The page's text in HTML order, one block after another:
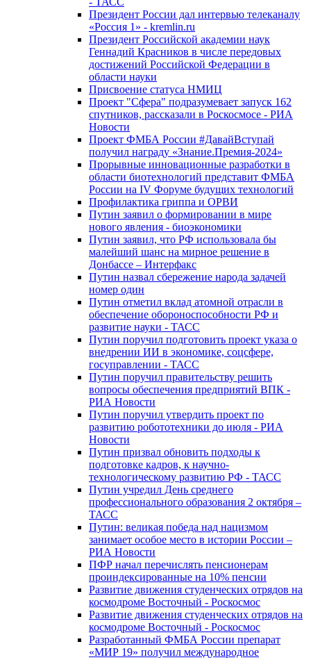
Президент России дал интервью телеканалу
«Россия 1» - kremlin.ru
Президент Российской академии наук
Геннадий Красников в числе передовых
достижений Российской Федерации в
области науки
Присвоение статуса НМИЦ
Проект "Сфера" подразумевает запуск 162
спутников, рассказали в Роскосмосе - РИА
Новости
Проект ФМБА России #ДавайВступай
получил награду «Знание.Премия-2024»
Прорывные инновационные разработки в
области биотехнологий представит ФМБА
России на IV Форуме будущих технологий
Профилактика гриппа и ОРВИ
Путин заявил о формировании в мире
нового явления - биоэкономики
Путин заявил, что РФ использовала бы
малейший шанс на мирное решение в
Донбассе – Интерфакс
Путин назвал сбережение народа задачей
номер один
Путин отметил вклад атомной отрасли в
обеспечение обороноспособности РФ и
развитие науки - ТАСС
Путин поручил подготовить проект указа о
внедрении ИИ в экономике, соцсфере,
госуправлении - ТАСС
Путин поручил правительству решить
вопросы обеспечения предприятий ВПК -
РИА Новости
Путин поручил утвердить проект по
развитию робототехники до июля - РИА
Новости
Путин призвал обновить подходы к
подготовке кадров, к научно-
технологическому развитию РФ - ТАСС
Путин учредил День среднего
профессионального образования 2 октября –
ТАСС
Путин: великая победа над нацизмом
занимает особое место в истории России –
РИА Новости
ПФР начал перечислять пенсионерам
проиндексированные на 10% пенсии
Развитие движения студенческих отрядов на
космодроме Восточный - Роскосмос
Развитие движения студенческих отрядов на
космодроме Восточный - Роскосмос
Разработанный ФМБА России препарат
«МИР 19» получил международное